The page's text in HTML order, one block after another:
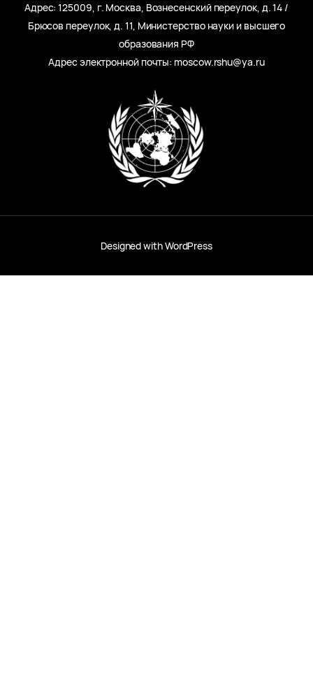
Адрес: 125009, г. Москва, Вознесенский переулок, д. 14 /
Брюсов переулок, д. 11, Министерство науки и высшего
образования РФ
Адрес электронной почты: moscow.rshu@ya.ru
Designed withWordPress